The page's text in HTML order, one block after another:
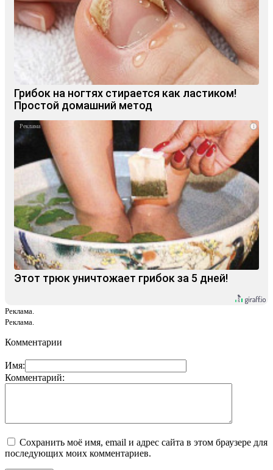
Грибок на ногтях стирается как ластиком!
Простой домашний метод
i
Этот трюк уничтожает грибок за 5 дней!
Реклама.
Реклама.
Комментарии
Имя:
Комментарий:
Сохранить моё имя, email и адрес сайта в этом браузере для
последующих моих комментариев.